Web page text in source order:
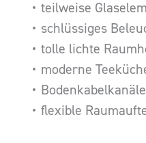
teilweise
schlüssiges
tolle lichte
moderne
flexible